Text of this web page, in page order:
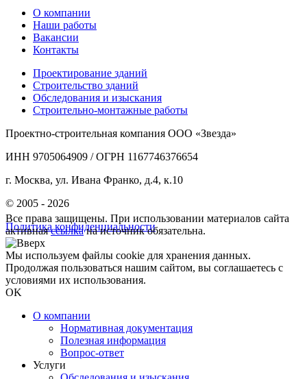
О компании
Наши работы
Вакансии
Контакты
Проектирование зданий
Строительство зданий
Обследования и изыскания
Строительно-монтажные работы
Проектно-строительная компания ООО «Звезда»
ИНН 9705064909 / ОГРН 1167746376654
г. Москва, ул. Ивана Франко, д.4, к.10
© 2005 - 2026
Политика конфиденциальности
Все права защищены. При использовании материалов сайта
активнаяссылкана источник обязательна.
Мы используем файлы cookie для хранения данных.
Продолжая пользоваться нашим сайтом, вы соглашаетесь с
условиями их использования.
OK
О компании
Нормативная документация
Полезная информация
Вопрос-ответ
Услуги